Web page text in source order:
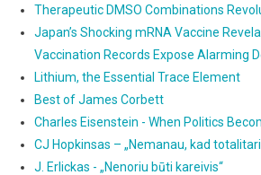
Therapeutic DMSO Combinations
Japan’s Shocking mRNA Vaccine
Vaccination Records Expose Alarming
Lithium, the Essential Trace Element
Best of James Corbett
Charles Eisenstein - When Politics
CJ Hopkinsas – „Nemanau, kad
J. Erlickas - „Nenoriu būti kareivis“